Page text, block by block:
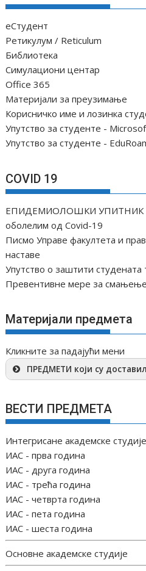
еСтудент
Ретикулум / Reticulum
Библиотека
Симулациони центар
Office 365
Материјали за преузимање
Корисничко име и лозинка
Упутство за студенте -
Упутство за студенте -
COVID 19
ЕПИДЕМИОЛОШКИ УПИТНИК
оболелим од Covid-19
Писмо Управе факултета и
наставе
Упутство о заштити
Превентивне мере за
Материјали предмета
Кликните за падајући мени
ПРЕДМЕТИ који су
ВЕСТИ ПРЕДМЕТА
Интегрисане академске студије
ИАС - прва година
ИАС - друга година
ИАС - трећа година
ИАС - четврта година
ИАС - пета година
ИАС - шеста година
Основне академске студије